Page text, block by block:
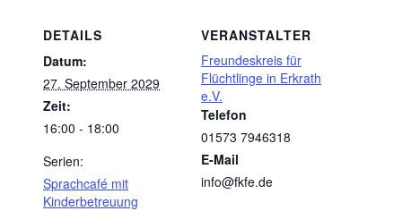
DETAILS
Datum:
27. September 2029
Zeit:
16:00 - 18:00
Serien:
Sprachcafé mit
Kinderbetreuung
VERANSTALTER
Freundeskreis für
Flüchtlinge in Erkrath
e.V.
Telefon
01573 7946318
E-Mail
info@fkfe.de